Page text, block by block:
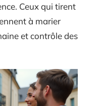
Ceux qui tirent
à marier
et contrôle des